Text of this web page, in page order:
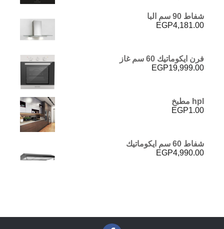
شفاط 90 سم البا
EGP4,181.00
فرن ايكوماتيك 60 سم غاز
EGP19,999.00
hpl مطبخ
EGP1.00
شفاط 60 سم ايكوماتيك
EGP4,990.00